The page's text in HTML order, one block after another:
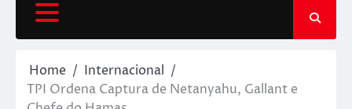
Home
Internacional
TPI Ordena Captura de Netanyahu, Gallant e